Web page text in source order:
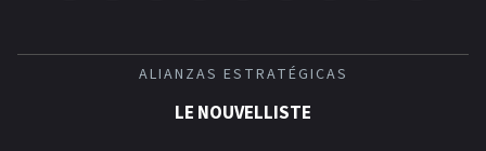
ALIANZAS ESTRATÉGICAS
LE NOUVELLISTE